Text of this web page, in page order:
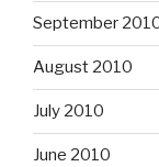
September
August 2010
July 2010
June 2010